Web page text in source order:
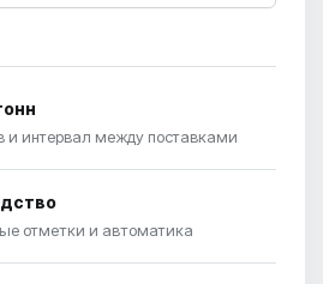
и интервал между поставками
отметки и автоматика